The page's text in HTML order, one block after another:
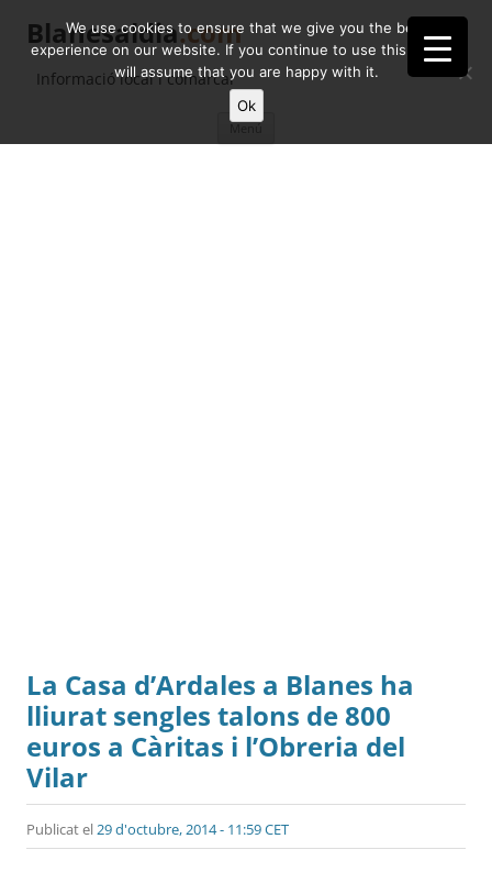
Blanesaldia.com
Informació local i comarcal
contingut
La Casa d’Ardales a Blanes ha
lliurat sengles talons de 800
euros a Càritas i l’Obreria del
Vilar
Publicat el29 d'octubre, 2014 - 11:59 CET
We use cookies to ensure that we give you the best
experience on our website. If you continue to use this site we
will assume that you are happy with it.
Ok